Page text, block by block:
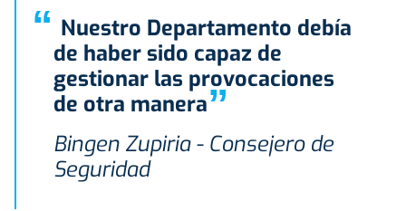
“ Nuestro Departamento debía
de haber sido capaz de
gestionar las provocaciones
de otra manera”
Bingen Zupiria - Consejero de
Seguridad